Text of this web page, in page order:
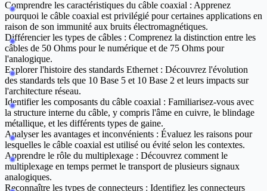
Comprendre les caractéristiques du câble coaxial : Apprenez
pourquoi le câble coaxial est privilégié pour certaines applications en
raison de son immunité aux bruits électromagnétiques.
Différencier les types de câbles : Comprenez la distinction entre les
câbles de 50 Ohms pour le numérique et de 75 Ohms pour
l'analogique.
Explorer l'histoire des standards Ethernet : Découvrez l'évolution
des standards tels que 10 Base 5 et 10 Base 2 et leurs impacts sur
l'architecture réseau.
Identifier les composants du câble coaxial : Familiarisez-vous avec
la structure interne du câble, y compris l'âme en cuivre, le blindage
métallique, et les différents types de gaine.
Analyser les avantages et inconvénients : Évaluez les raisons pour
lesquelles le câble coaxial est utilisé ou évité selon les contextes.
Apprendre le rôle du multiplexage : Découvrez comment le
multiplexage en temps permet le transport de plusieurs signaux
analogiques.
Reconnaître les types de connecteurs : Identifiez les connecteurs